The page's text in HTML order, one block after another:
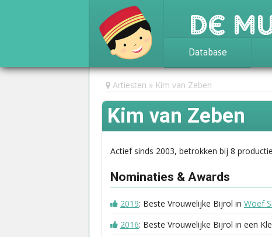
De
Database
Achtergrond
Awards
Statistieken
Artiesten Kim van Zeben
Kim van Zeben
Actief sinds 2003, betrokken bij 8
Nominaties & Awards
2019: Beste Vrouwelijke Bijrol in Woef
2016: Beste Vrouwelijke Bijrol in een